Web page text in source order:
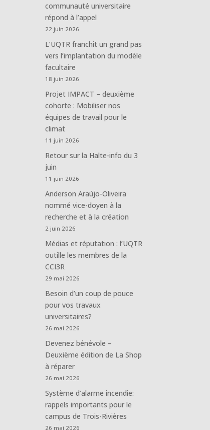
communauté universitaire
répond à l’appel
22 juin 2026
L’UQTR franchit un grand pas
vers l’implantation du modèle
facultaire
18 juin 2026
Projet IMPACT – deuxième
cohorte : Mobiliser nos
équipes de travail pour le
climat
11 juin 2026
Retour sur la Halte-info du 3
juin
11 juin 2026
Anderson Araújo-Oliveira
nommé vice-doyen à la
recherche et à la création
2 juin 2026
Médias et réputation : l’UQTR
outille les membres de la
CCI3R
29 mai 2026
Besoin d’un coup de pouce
pour vos travaux
universitaires?
26 mai 2026
Devenez bénévole –
Deuxième édition de La Shop
à réparer
26 mai 2026
Système d’alarme incendie:
rappels importants pour le
campus de Trois-Rivières
26 mai 2026